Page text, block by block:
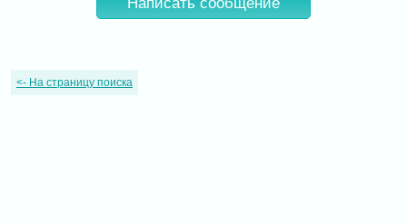
<- На страницу поиска